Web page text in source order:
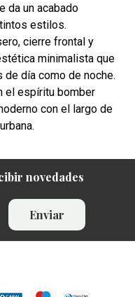
da un acabado
estilos.
cierre frontal y
minimalista que
día como de noche.
el espíritu bomber
con el largo de
novedades
Enviar